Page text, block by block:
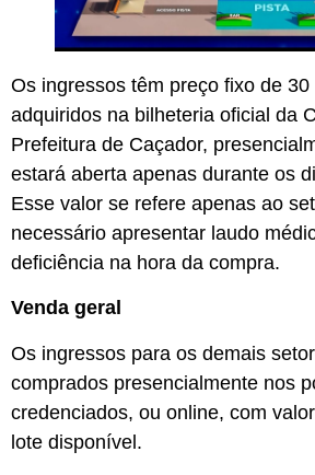
Os ingressos têm preço fixo de
adquiridos na bilheteria oficial da
Prefeitura de Caçador,
estará aberta apenas durante os
Esse valor se refere apenas ao
necessário apresentar laudo
deficiência na hora da compra.
Venda geral
Os ingressos para os demais
comprados presencialmente nos
credenciados, ou online, com
lote disponível.